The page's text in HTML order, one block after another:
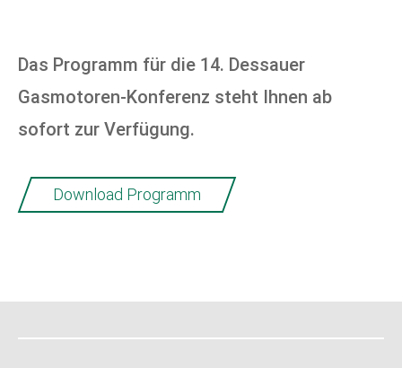
Das Programm für die 14. Dessauer
Gasmotoren-Konferenz steht Ihnen ab
sofort zur Verfügung.
Download Programm